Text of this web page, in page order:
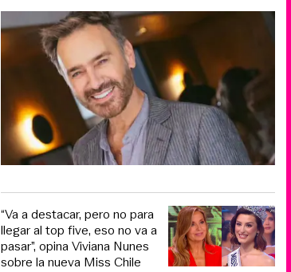
“Va a destacar, pero no para
llegar al top five, eso no va a
pasar”, opina Viviana Nunes
sobre la nueva Miss Chile